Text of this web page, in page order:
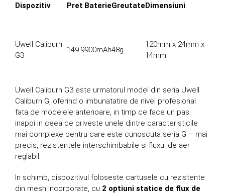
Dispozitiv Pret BaterieGreutateDimensiuni
Uwell Caliburn
G3
149.9900mAh48g
120mm x 24mm x
14mm
Uwell Caliburn G3 este urmatorul model din seria Uwell
Caliburn G, oferind o imbunatatire de nivel profesional
fata de modelele anterioare, in timp ce face un pas
inapoi in ceea ce priveste unele dintre caracteristicile
mai complexe pentru care este cunoscuta seria G – mai
precis, rezistentele interschimbabile si fluxul de aer
reglabil.
In schimb, dispozitivul foloseste cartusele cu rezistente
din mesh incorporate, cu 2 optiuni statice de flux de